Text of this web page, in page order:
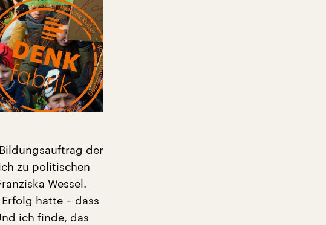
der
zu politischen
Wessel.
hatte – dass
ich finde, das